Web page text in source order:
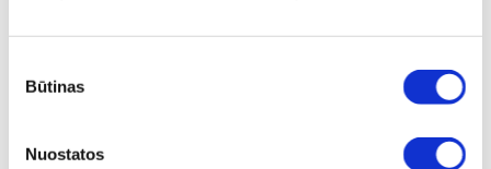
pasirinkimas
Būtinas
Nuostatos
reguliuojamą mikrosrovę, padedančią atpalaiduoti
ilgos dienos ar fizinio krūvio. Puikiai tinka nugarai,
LF režimas (raudonosios HyperLight dažnio